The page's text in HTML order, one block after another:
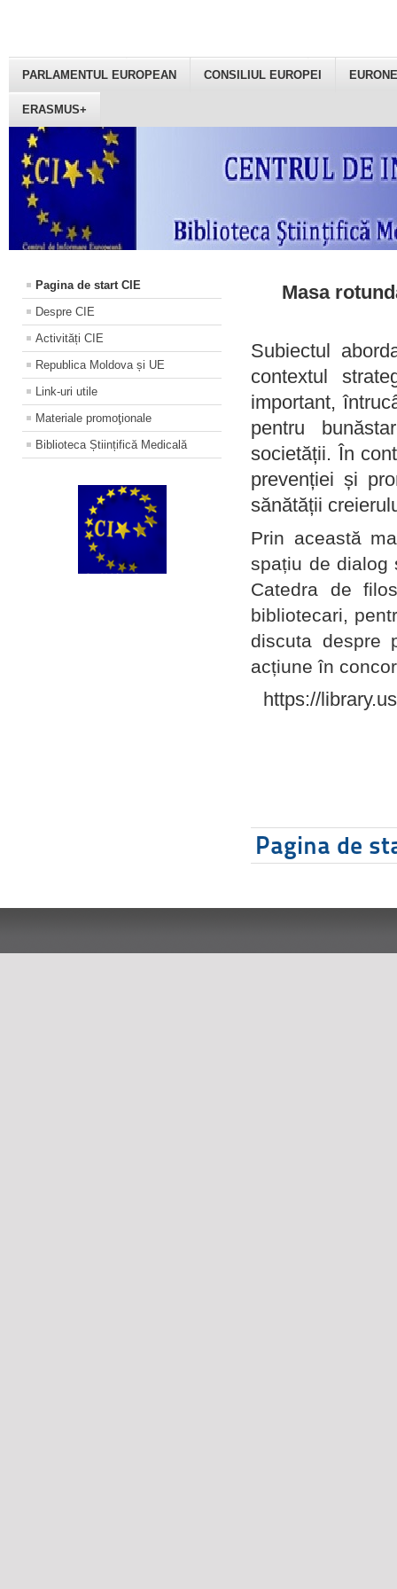
PARLAMENTUL EUROPEAN CONSILIUL EUROPEI
ERASMUS+
Pagina de start CIE
Despre CIE
Activități CIE
Republica Moldova și UE
Link-uri utile
Materiale promoţionale
Biblioteca Științifică Medicală
Masa
Subiectul
contextul
important,
pentru
societății. În
prevenției și
sănătății
Prin această
spațiu de dialog
Catedra de
bibliotecari,
discuta despre
acțiune în
https://
Pagina de